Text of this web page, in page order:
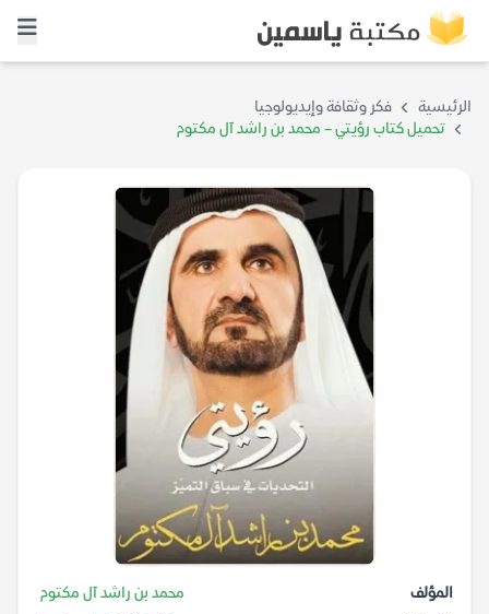
الرئيسية
فكر وثقافة وإيديولوجيا
تحميل كتاب رؤيتي – محمد بن راشد آل مكتوم
المؤلف
محمد بن راشد آل مكتوم